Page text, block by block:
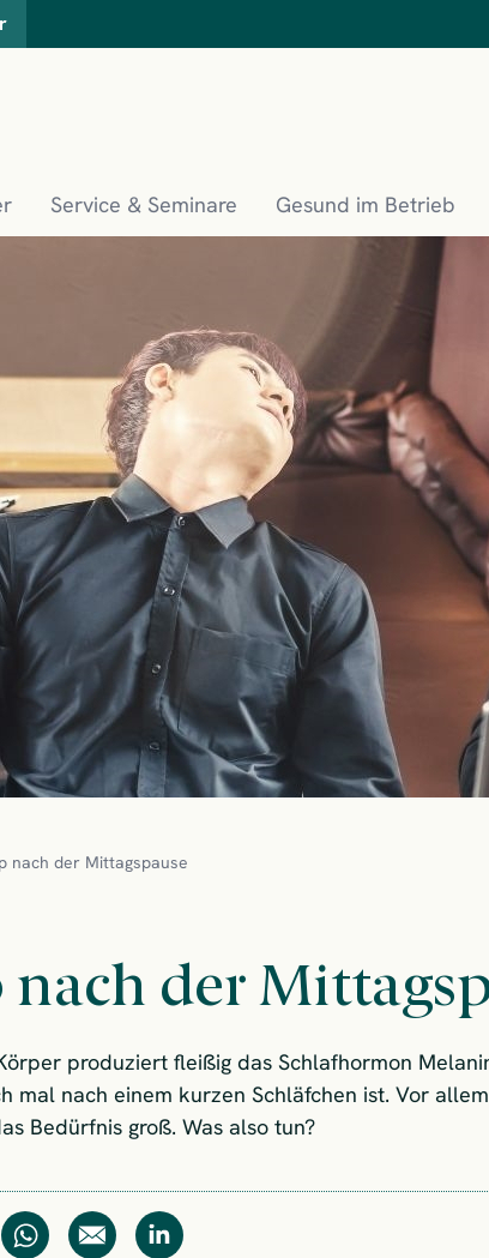
Service & Seminare Gesund im Betrieb
nach der Mittagspause
der
produziert fleißig das Schlafhormon
mal nach einem kurzen Schläfchen ist. Vor
Bedürfnis groß. Was also tun?
WhatsAppE-Mail Teilen